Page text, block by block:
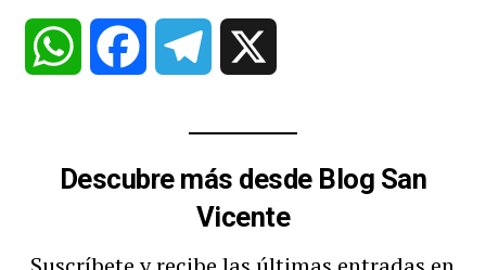
WhatsApp Facebook Telegram
Descubre más desde Blog San
Vicente